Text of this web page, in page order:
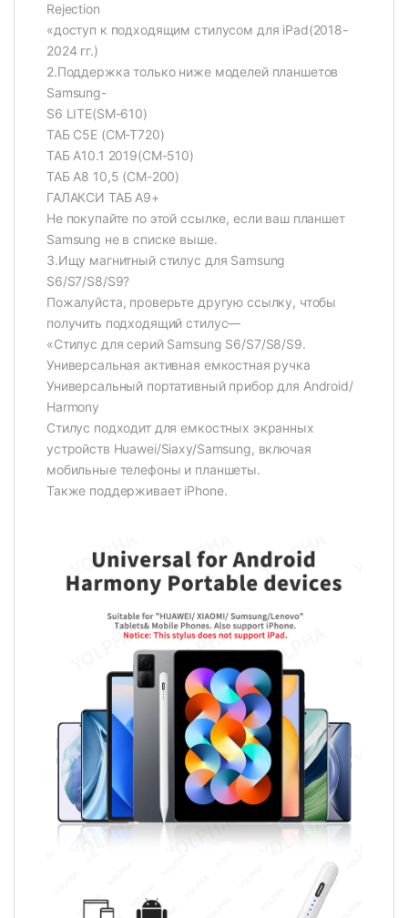
Rejection
«доступ к подходящим стилусом для iPad(2018-
2024 гг.)
2.Поддержка только ниже моделей планшетов
Samsung-
S6 LITE(SM-610)
ТАБ С5Е (СМ-Т720)
ТАБ А10.1 2019(СМ-510)
ТАБ А8 10,5 (СМ-200)
ГАЛАКСИ ТАБ А9+
Не покупайте по этой ссылке, если ваш планшет
Samsung не в списке выше.
3.Ищу магнитный стилус для Samsung
S6/S7/S8/S9?
Пожалуйста, проверьте другую ссылку, чтобы
получить подходящий стилус—
«Стилус для серий Samsung S6/S7/S8/S9.
Универсальная активная емкостная ручка
Универсальный портативный прибор для Android/
Harmony
Стилус подходит для емкостных экранных
устройств Huawei/Siaxy/Samsung, включая
мобильные телефоны и планшеты.
Также поддерживает iPhone.